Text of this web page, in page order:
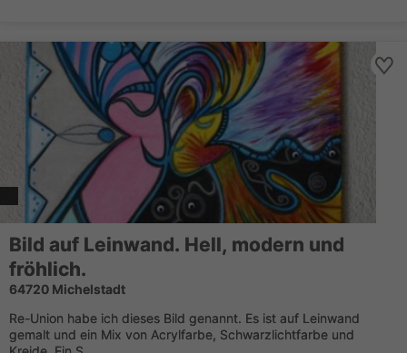
Bild auf Leinwand. Hell, modern und
fröhlich.
64720 Michelstadt
Re-Union habe ich dieses Bild genannt. Es ist auf Leinwand
gemalt und ein Mix von Acrylfarbe, Schwarzlichtfarbe und